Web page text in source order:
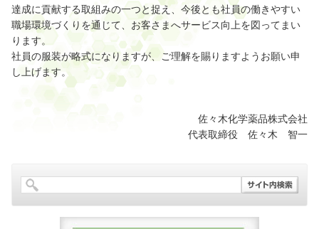
達成に貢献する取組みの一つと捉え、今後とも社員の働きやすい
職場環境づくりを通じて、お客さまへサービス向上を図ってまい
ります。
社員の服装が略式になりますが、ご理解を賜りますようお願い申
し上げます。
佐々木化学薬品株式会社
代表取締役 佐々木 智一